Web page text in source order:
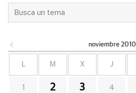
noviembre 2010
L M X J
1 2 3 4